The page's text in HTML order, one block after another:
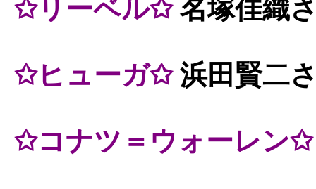
✩リーベル✩名塚佳織
✩ヒューガ✩浜田賢二
✩コナツ＝ウォーレン✩